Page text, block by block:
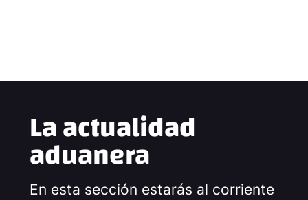
La actualidad
aduanera
En esta sección estarás al corriente